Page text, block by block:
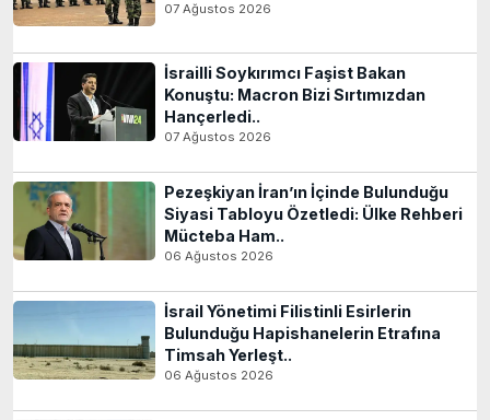
07 Ağustos 2026
İsrailli Soykırımcı Faşist Bakan
Konuştu: Macron Bizi Sırtımızdan
Hançerledi..
07 Ağustos 2026
Pezeşkiyan İran’ın İçinde Bulunduğu
Siyasi Tabloyu Özetledi: Ülke Rehberi
Mücteba Ham..
06 Ağustos 2026
İsrail Yönetimi Filistinli Esirlerin
Bulunduğu Hapishanelerin Etrafına
Timsah Yerleşt..
06 Ağustos 2026